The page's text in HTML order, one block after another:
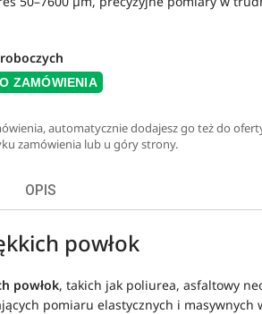
ZAMÓWIENIA
automatycznie dodajesz go też do
zamówienia lub u góry strony.
OPIS
powłok
powłok, takich jak poliurea, asfaltowy
pomiaru elastycznych i masywnych